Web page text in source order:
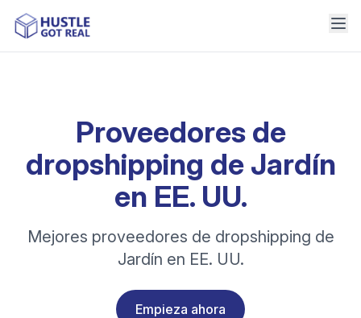
Proveedores de
dropshipping de Jardín
en EE. UU.
Mejores proveedores de dropshipping de
Jardín en EE. UU.
Empieza ahora